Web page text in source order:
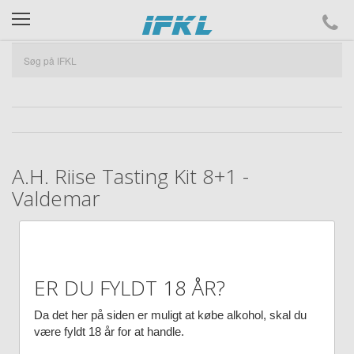
ifkl
A.H. Riise Tasting Kit 8+1 -
Valdemar
ER DU FYLDT 18 ÅR?
Da det her på siden er muligt at købe alkohol, skal du
være fyldt 18 år for at handle.